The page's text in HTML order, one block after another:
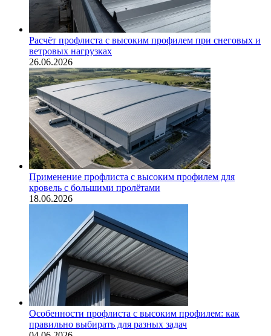
Расчёт профлиста с высоким профилем при снеговых и
ветровых нагрузках
26.06.2026
Применение профлиста с высоким профилем для
кровель с большими пролётами
18.06.2026
Особенности профлиста с высоким профилем: как
правильно выбирать для разных задач